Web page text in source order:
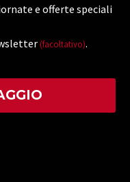
e offerte speciali
(facoltativo).